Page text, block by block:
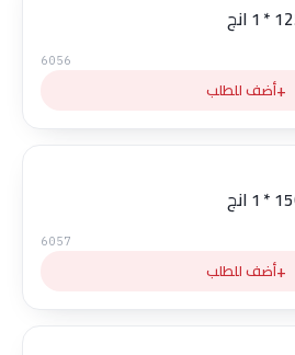
6056
+أضف للطلب
6057
+أضف للطلب